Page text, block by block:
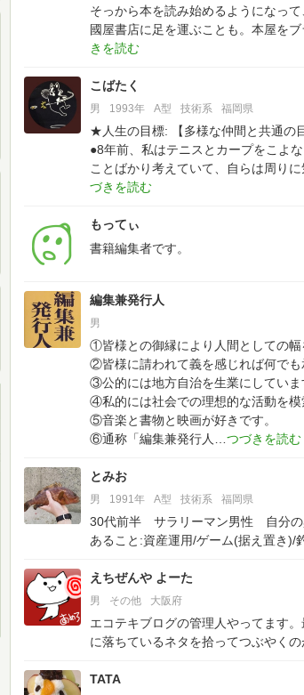
そっから本を読み始めるようになっ
國屋書店に足を運ぶことも。本屋を
こばたく
男 1993年 A型 技術系 福岡県
★人生の目標: 【多様な仲間と共通の
●8年前、私はテニスとカープをこよ
ことばかり考えていて、自らは周り
もってぃ
書籍編集者です。
編集兼発行人
男
①皆様との御縁により人間としての幅
②皆様に請われて義を感じれば何でも
③公的には地方自治を生業にしていま
④私的には社会での理想的な活動を模
⑤音楽と書物と映画が好きです。
⑥通称「編集兼発行人
とみお
男 1991年 A型 技術系 福岡県
30代前半 サラリーマン男性 自分の
あること:資産運用/ゲーム(据え置き)/
えちぜんや よーた
男 その他 大阪府
エコテキブログの管理人やってます
に落ちているネタを拾ってつぶやく
TATA